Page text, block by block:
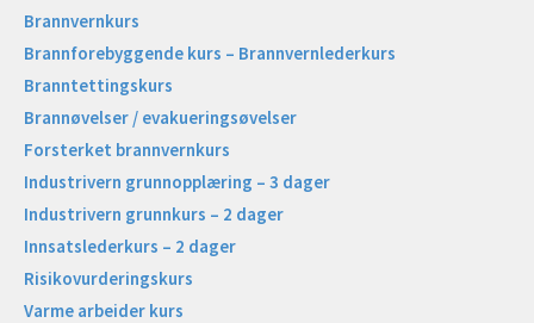
Brannvernkurs
Brannforebyggende kurs – Brannvernlederkurs
Branntettingskurs
Brannøvelser / evakueringsøvelser
Forsterket brannvernkurs
Industrivern grunnopplæring – 3 dager
Industrivern grunnkurs – 2 dager
Innsatslederkurs – 2 dager
Risikovurderingskurs
Varme arbeider kurs